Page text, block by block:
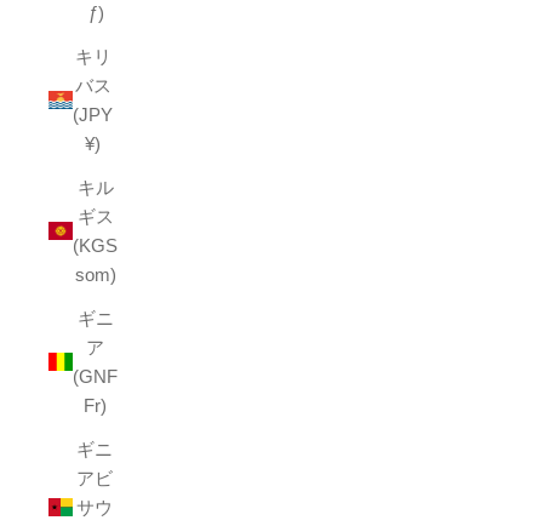
ƒ)
キリ
バス
(JPY
¥)
キル
ギス
(KGS
som)
ギニ
ア
(GNF
Fr)
ギニ
アビ
サウ